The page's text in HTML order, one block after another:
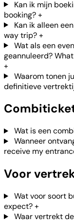
Kan ik mijn
booking?+
Kan ik alleen
way trip?+
Wat als een
geannuleerd?
+
Waarom tonen
definitieve
Wat is een
Wanneer
receive my
Voor
Wat voor soort
expect?+
Waar vertrekt